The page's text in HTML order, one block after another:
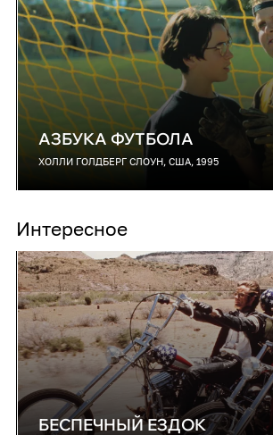
АЗБУКА ФУТБОЛА
ХОЛЛИ ГОЛДБЕРГ СЛОУН, США, 1995
Интересное
БЕСПЕЧНЫЙ ЕЗДОК